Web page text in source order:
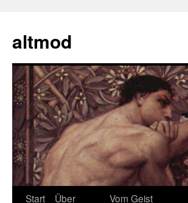
springen
altmod
Start
Über
Vom Geist